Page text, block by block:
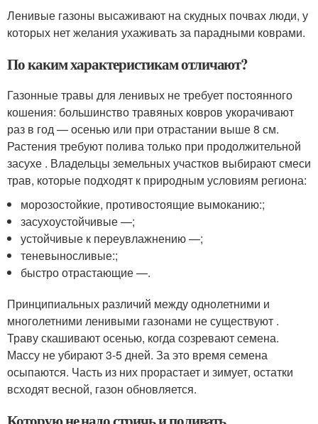
Ленивые газоны высаживают на скудных почвах люди, у
которых нет желания ухаживать за парадными коврами.
По каким характеристикам отличают?
Газонные травы для ленивых не требует постоянного
кошения: большинство травяных ковров укорачивают
раз в год — осенью или при отрастании выше 8 см.
Растения требуют полива только при продолжительной
засухе . Владельцы земельных участков выбирают смеси
трав, которые подходят к природным условиям региона:
морозостойкие, противостоящие вымоканию:;
засухоустойчивые —;
устойчивые к переувлажнению —;
теневыносливые:;
быстро отрастающие —.
Принципиальных различий между однолетними и
многолетними ленивыми газонами не существуют .
Траву скашивают осенью, когда созревают семена.
Массу не убирают 3-5 дней. За это время семена
осыпаются. Часть из них прорастает и зимует, остатки
всходят весной, газон обновляется.